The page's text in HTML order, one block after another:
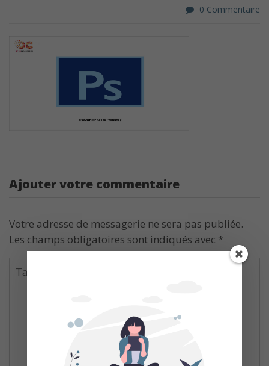
0 Commentaire
Ajouter votre commentaire
Votre adresse de messagerie ne sera pas publiée.
Les champs obligatoires sont indiqués avec *